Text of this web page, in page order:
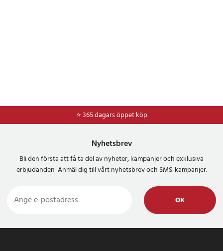
⭐ 365 dagars öppet köp
⭐Frakt 49kr *
Nyhetsbrev
Bli den första att få ta del av nyheter, kampanjer och exklusiva
erbjudanden Anmäl dig till vårt nyhetsbrev och SMS-kampanjer.
OK